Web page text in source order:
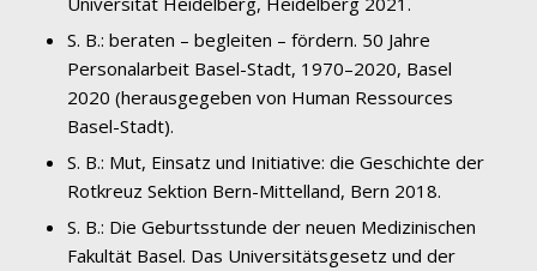
S. B.: beraten – begleiten – fördern. 50 Jahre
Personalarbeit Basel-Stadt, 1970–2020, Basel
2020 (herausgegeben von Human Ressources
Basel-Stadt).
S. B.: Mut, Einsatz und Initiative: die Geschichte der
Rotkreuz Sektion Bern-Mittelland, Bern 2018.
S. B.: Die Geburtsstunde der neuen Medizinischen
Fakultät Basel. Das Universitätsgesetz und der